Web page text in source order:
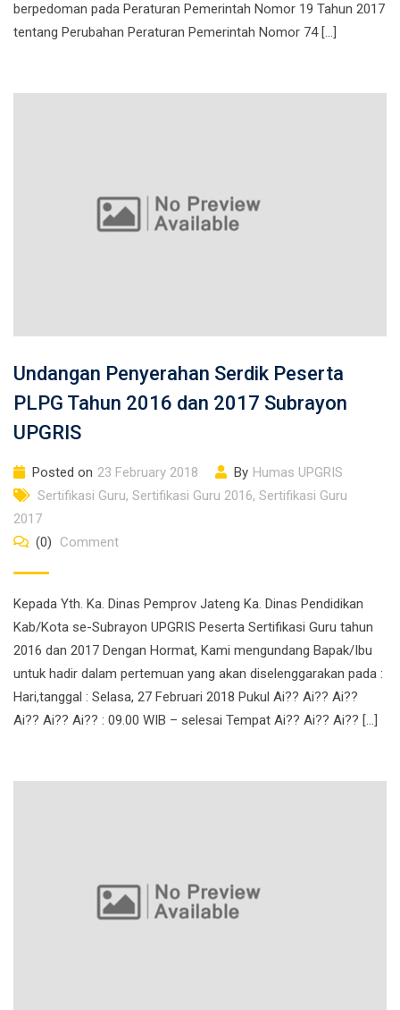
berpedoman pada Peraturan Pemerintah Nomor 19 Tahun 2017
tentang Perubahan Peraturan Pemerintah Nomor 74 […]
Undangan Penyerahan Serdik Peserta
PLPG Tahun 2016 dan 2017 Subrayon
UPGRIS
Posted on 23 February 2018 By Humas UPGRIS
Sertifikasi Guru, Sertifikasi Guru 2016, Sertifikasi Guru
2017
(0)
Comment
Kepada Yth. Ka. Dinas Pemprov Jateng Ka. Dinas Pendidikan
Kab/Kota se-Subrayon UPGRIS Peserta Sertifikasi Guru tahun
2016 dan 2017 Dengan Hormat, Kami mengundang Bapak/Ibu
untuk hadir dalam pertemuan yang akan diselenggarakan pada :
Hari,tanggal : Selasa, 27 Februari 2018 Pukul Ai?? Ai?? Ai??
Ai?? Ai?? Ai?? : 09.00 WIB – selesai Tempat Ai?? Ai?? Ai?? […]